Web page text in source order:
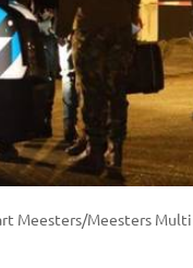
Meesters/Meesters